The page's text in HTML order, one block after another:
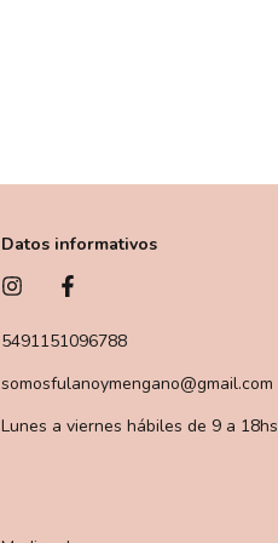
Datos informativos
5491151096788
somosfulanoymengano@gmail.com
Lunes a viernes hábiles de 9 a 18hs